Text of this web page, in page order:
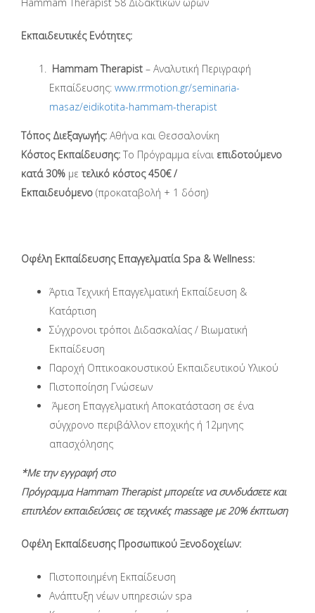
Εκπαιδευτικές Ενότητες:
Hammam Therapist – Αναλυτική Περιγραφή
Εκπαίδευσης: www.rrmotion.gr/seminaria-
masaz/eidikotita-hammam-therapist
Τόπος Διεξαγωγής: Αθήνα και Θεσσαλονίκη
Κόστος Εκπαίδευσης: Το Πρόγραμμα είναι επιδοτούμενο
κατά 30% με τελικό κόστος 450€ /
Εκπαιδευόμενο (προκαταβολή + 1 δόση)
Οφέλη Εκπαίδευσης Επαγγελματία Spa & Wellness:
Άρτια Τεχνική Επαγγελματική Εκπαίδευση &
Κατάρτιση
Σύγχρονοι τρόποι Διδασκαλίας / Βιωματική
Εκπαίδευση
Παροχή Οπτικοακουστικού Εκπαιδευτικού Υλικού
Πιστοποίηση Γνώσεων
Άμεση Επαγγελματική Αποκατάσταση σε ένα
σύγχρονο περιβάλλον εποχικής ή 12μηνης
απασχόλησης
*Με την εγγραφή στο
Πρόγραμμα Hammam Therapist μπορείτε να συνδυάσετε και
επιπλέον εκπαιδεύσεις σε τεχνικές massage με 20% έκπτωση
Οφέλη Εκπαίδευσης Προσωπικού Ξενοδοχείων:
Πιστοποιημένη Eκπαίδευση
Ανάπτυξη νέων υπηρεσιών spa